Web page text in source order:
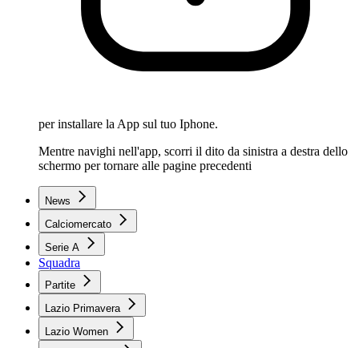
per installare la App sul tuo Iphone.
Mentre navighi nell'app, scorri il dito da sinistra a destra dello
schermo per tornare alle pagine precedenti
News
Calciomercato
Serie A
Squadra
Partite
Lazio Primavera
Lazio Women